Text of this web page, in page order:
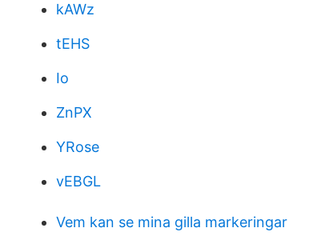
kAWz
tEHS
Io
ZnPX
YRose
vEBGL
Vem kan se mina gilla markeringar